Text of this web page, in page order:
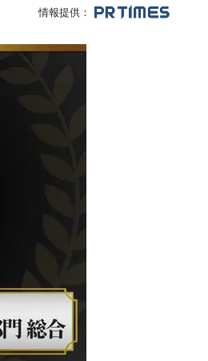
情報提供：